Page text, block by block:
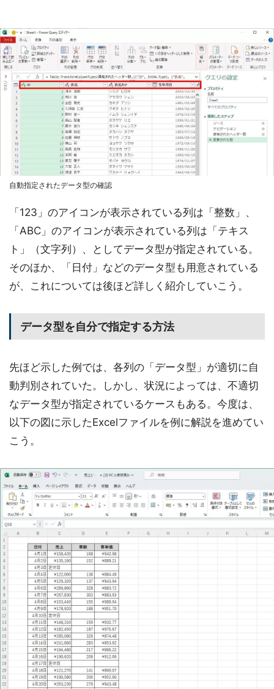
自動指定されたデータ型の確認
「123」のアイコンが表示されている列は「整数」、
「ABC」のアイコンが表示されている列は「テキス
ト」（文字列）、としてデータ型が指定されている。
そのほか、「日付」などのデータ型も用意されている
が、これについては後ほど詳しく紹介していこう。
データ型を自分で指定する方法
先ほど示した例では、各列の「データ型」が適切に自
動判別されていた。しかし、状況によっては、不適切
なデータ型が指定されているケースもある。今度は、
以下の図に示したExcelファイルを例に解説を進めてい
こう。